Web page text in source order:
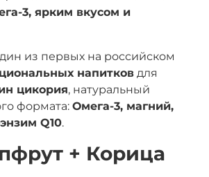
3, ярким вкусом и
из первых на российском
напитков для
цикория, натуральный
формата: Омега-3, магний,
Q10.
+ Корица